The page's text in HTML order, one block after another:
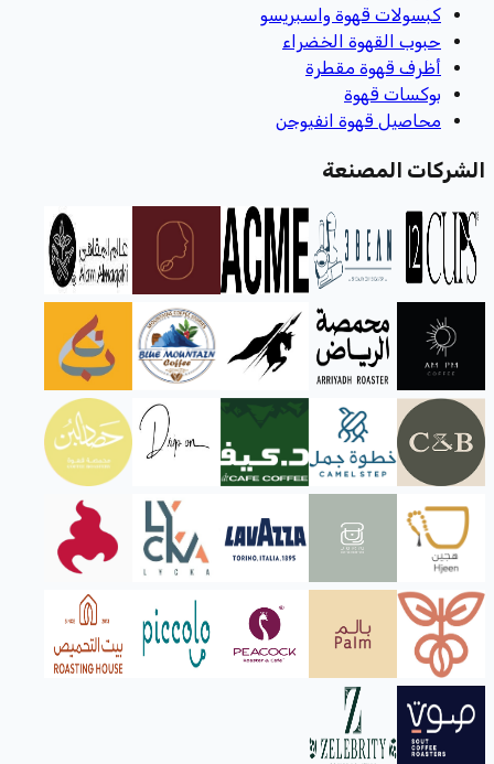
كبسولات قهوة واسبريسو
حبوب القهوة الخضراء
أظرف قهوة مقطرة
بوكسات قهوة
محاصيل قهوة انفيوجن
الشركات المصنعة